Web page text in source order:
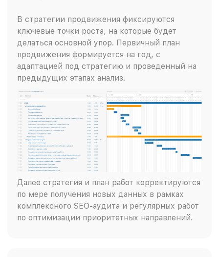
В стратегии продвижения фиксируются
ключевые точки роста, на которые будет
делаться основной упор. Первичный план
продвижения формируется на год, с
адаптацией под стратегию и проведенный на
предыдущих этапах анализ.
Далее стратегия и план работ корректируются
по мере получения новых данных в рамках
комплексного SEO-аудита и регулярных работ
по оптимизации приоритетных направлений.